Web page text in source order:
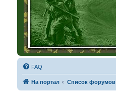
FAQ
На портал Список форумов